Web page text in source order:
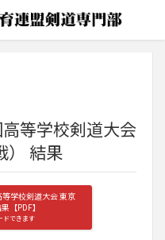
等学校剣道大会
） 結果
学校剣道大会 東京
【PDF】
ドできます